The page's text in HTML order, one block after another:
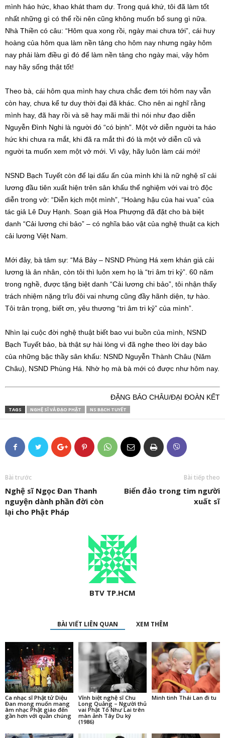
mình háo hức, khao khát tham dự. Trong quá khứ, tôi đã làm tốt
nhất những gì có thể rồi nên cũng không muốn bổ sung gì nữa.
Nhà Thiền có câu: “Hôm qua xong rồi, ngày mai chưa tới”, cái huy
hoàng của hôm qua làm nền tảng cho hôm nay nhưng ngày hôm
nay phải làm điều gì đó để làm nền tảng cho ngày mai, vậy hôm
nay hãy sống thật tốt!
Theo bà, cái hôm qua mình hay chưa chắc đem tới hôm nay vẫn
còn hay, chưa kể tư duy thời đại đã khác. Cho nên ai nghĩ rằng
mình hay, đã hay rồi và sẽ hay mãi mãi thì nói như đạo diễn
Nguyễn Đình Nghi là người đó “có bịnh”. Một vở diễn người ta háo
hức khi chưa ra mắt, khi đã ra mắt thì đó là một vở diễn cũ và
người ta muốn xem một vở mới. Vì vậy, hãy luôn làm cái mới!
NSND Bạch Tuyết còn để lại dấu ấn của mình khi là nữ nghệ sĩ cải
lương đầu tiên xuất hiện trên sân khấu thể nghiệm với vai trò độc
diễn trong vở: “Diễn kịch một mình”, “Hoàng hậu của hai vua” của
tác giả Lê Duy Hạnh. Soạn giả Hoa Phượng đã đặt cho bà biệt
danh “Cải lương chi bảo” – có nghĩa bảo vật của nghệ thuật ca kịch
cải lương Việt Nam.
Mới đây, bà tâm sự: “Má Bảy – NSND Phùng Há xem khán giả cải
lương là ân nhân, còn tôi thì luôn xem họ là “tri âm tri kỷ”. 60 năm
trong nghề, được tặng biệt danh “Cải lương chi bảo”, tôi nhận thấy
trách nhiệm nặng trĩu đôi vai nhưng cũng đầy hãnh diện, tự hào.
Tôi trân trọng, biết ơn, yêu thương “tri âm tri kỷ” của mình”.
Nhìn lại cuộc đời nghệ thuật biết bao vui buồn của mình, NSND
Bạch Tuyết bảo, bà thật sự hài lòng vì đã nghe theo lời dạy bảo
của những bậc thầy sân khấu: NSND Nguyễn Thành Châu (Năm
Châu), NSND Phùng Há. Nhờ họ mà bà mới có được như hôm nay.
ĐẶNG BẢO CHÂU/ĐẠI ĐOÀN KẾT
TAGS NGHỆ SĨ VẢ ĐẠO PHẬT NS BẠCH TUYẾT
Bài trước
Nghệ sĩ Ngọc Đan Thanh
nguyện dành phần đời còn
lại cho Phật Pháp
Bài tiếp theo
Biển đảo trong tim người
xuất sĩ
BTV TP.HCM
BÀI VIẾT LIÊN QUAN XEM THÊM
Ca nhạc sĩ Phật tử Diệu
Đan mong muốn mang
âm nhạc Phật giáo đến
gần hơn với quần chúng
Vĩnh biệt nghệ sĩ Chu
Long Quảng – Người thủ
vai Phật Tổ Như Lai trên
màn ảnh Tây Du ký
(1986)
Minh tinh Thái Lan đi tu